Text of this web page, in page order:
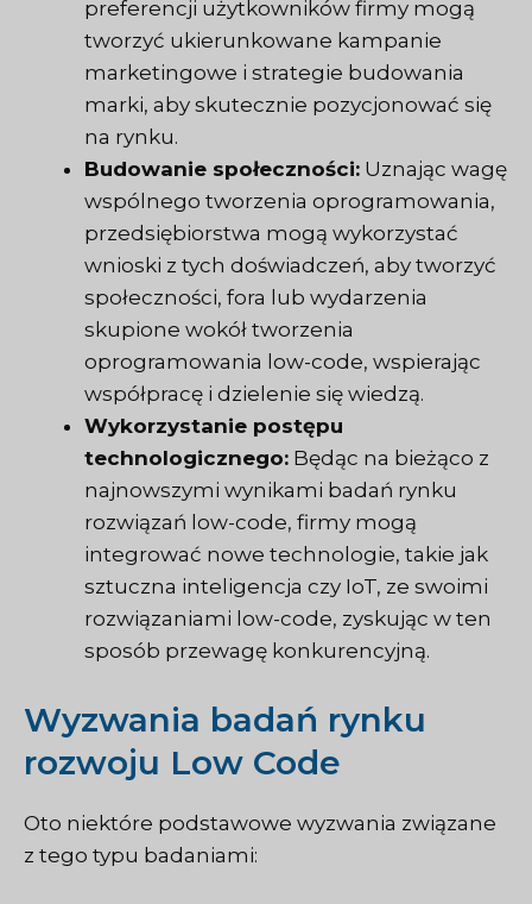
preferencji użytkowników firmy mogą
tworzyć ukierunkowane kampanie
marketingowe i strategie budowania
marki, aby skutecznie pozycjonować się
na rynku.
Budowanie społeczności: Uznając wagę
wspólnego tworzenia oprogramowania,
przedsiębiorstwa mogą wykorzystać
wnioski z tych doświadczeń, aby tworzyć
społeczności, fora lub wydarzenia
skupione wokół tworzenia
oprogramowania low-code, wspierając
współpracę i dzielenie się wiedzą.
Wykorzystanie postępu
technologicznego: Będąc na bieżąco z
najnowszymi wynikami badań rynku
rozwiązań low-code, firmy mogą
integrować nowe technologie, takie jak
sztuczna inteligencja czy IoT, ze swoimi
rozwiązaniami low-code, zyskując w ten
sposób przewagę konkurencyjną.
Wyzwania badań rynku
rozwoju Low Code
Oto niektóre podstawowe wyzwania związane
z tego typu badaniami: